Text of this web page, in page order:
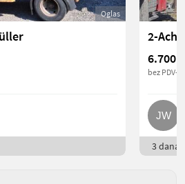
Oglas
2-
6.700 €
bez PDV-a
3 dana